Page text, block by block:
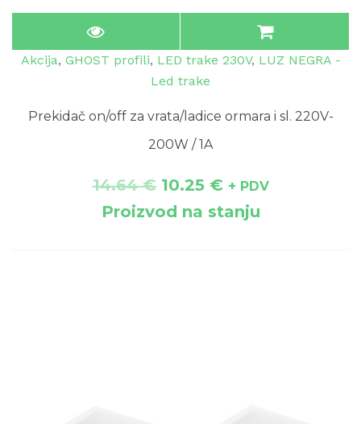
Akcija, GHOST profili, LED trake 230V, LUZ NEGRA -
Led trake
Prekidač on/off za vrata/ladice ormara i sl. 220V-
200W / 1A
14.64€ 10.25 € + PDV
Proizvod na stanju